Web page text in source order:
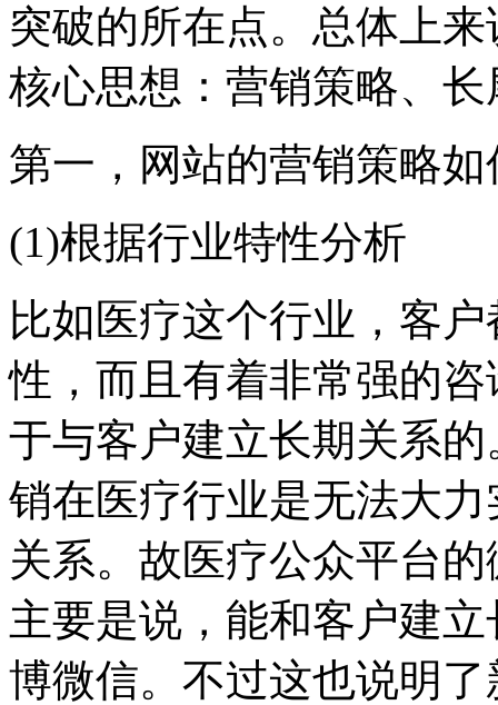
突破的所在点。总体上
核心思想：营销策略、
第一，网站的营销策略
(1)根据行业特性分析
比如医疗这个行业，客
性，而且有着非常强的
于与客户建立长期关系
销在医疗行业是无法大
关系。故医疗公众平台
主要是说，能和客户建
博微信。不过这也说明